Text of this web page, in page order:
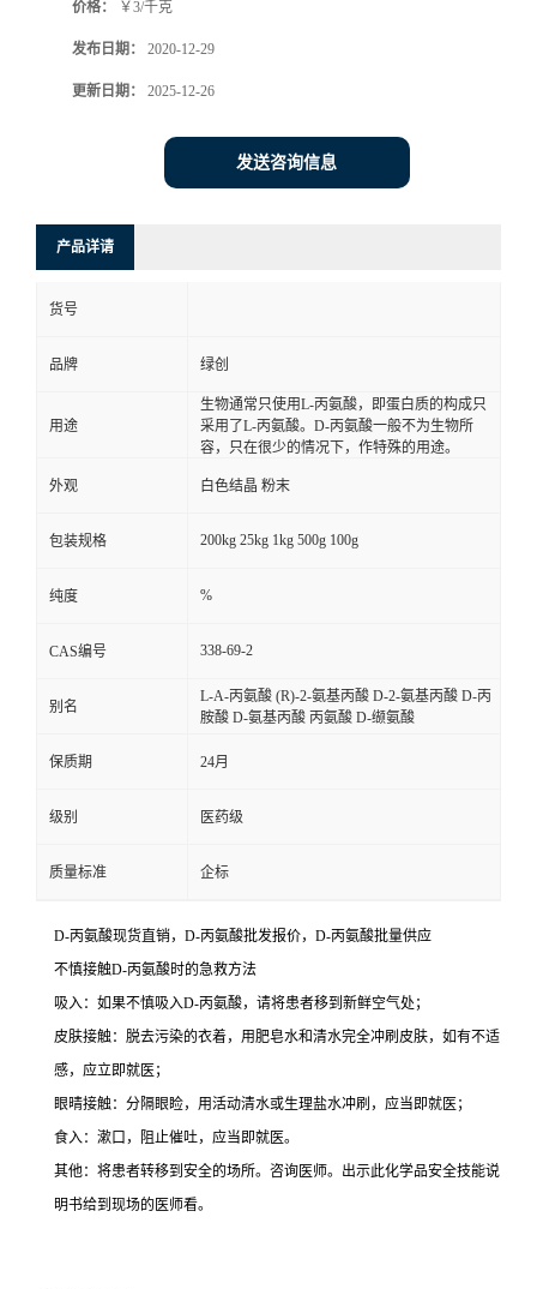
价格： ￥3/千克
发布日期： 2020-12-29
更新日期： 2025-12-26
发送咨询信息
产品详请
货号
品牌 绿创
用途
生物通常只使用L-丙氨酸，即蛋白质的构成只
采用了L-丙氨酸。D-丙氨酸一般不为生物所
容，只在很少的情况下，作特殊的用途。
外观 白色结晶 粉末
包装规格 200kg 25kg 1kg 500g 100g
纯度 %
CAS编号 338-69-2
别名
L-A-丙氨酸 (R)-2-氨基丙酸 D-2-氨基丙酸 D-丙
胺酸 D-氨基丙酸 丙氨酸 D-缬氨酸
保质期 24月
级别 医药级
质量标准 企标
D-丙氨酸现货直销，D-丙氨酸批发报价，D-丙氨酸批量供应
不慎接触D-丙氨酸时的急救方法
吸入：如果不慎吸入D-丙氨酸，请将患者移到新鲜空气处；
皮肤接触：脱去污染的衣着，用肥皂水和清水完全冲刷皮肤，如有不适
感，应立即就医；
眼晴接触：分隔眼睑，用活动清水或生理盐水冲刷，应当即就医；
食入：漱口，阻止催吐，应当即就医。
其他：将患者转移到安全的场所。咨询医师。出示此化学品安全技能说
明书给到现场的医师看。